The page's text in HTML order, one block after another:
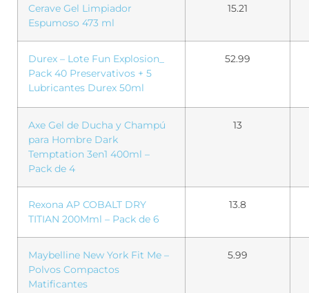
Cerave Gel Limpiador
Espumoso 473 ml
15.21
Durex – Lote Fun Explosion_
Pack 40 Preservativos + 5
Lubricantes Durex 50ml
52.99
Axe Gel de Ducha y Champú
para Hombre Dark
Temptation 3en1 400ml –
Pack de 4
13
Rexona AP COBALT DRY
TITIAN 200Mml – Pack de 6
13.8
Maybelline New York Fit Me –
Polvos Compactos
Matificantes
5.99